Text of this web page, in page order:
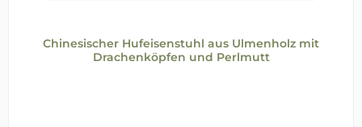
Chinesischer Hufeisenstuhl aus Ulmenholz mit
Drachenköpfen und Perlmutt